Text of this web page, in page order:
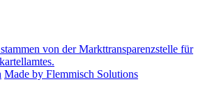
von der Markttransparenzstelle für
Made by Flemmisch Solutions